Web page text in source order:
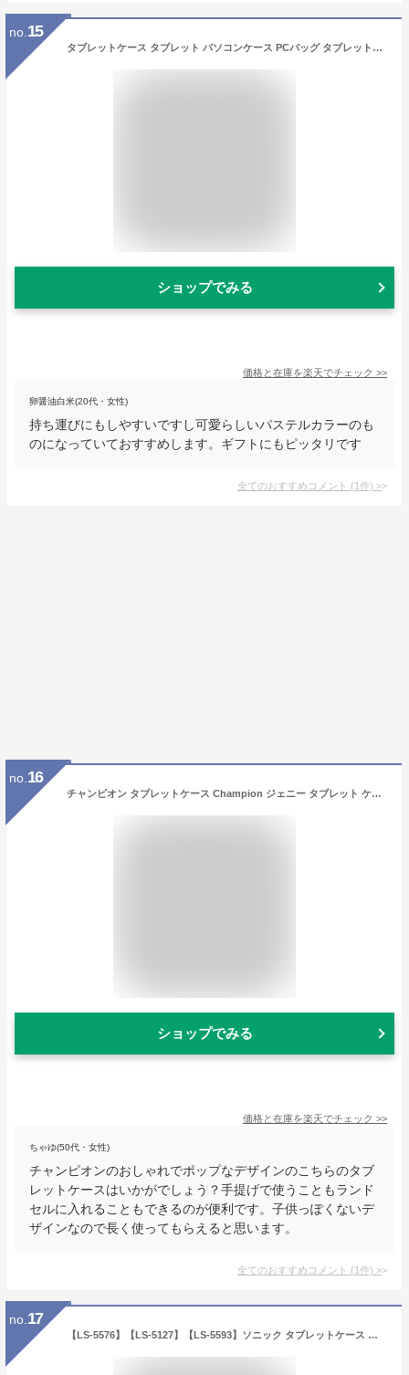
no. 15
タブレットケース タブレット パソコンケース PCバッグ タブレットバッグ ギガスクール クッションケース 11インチ 13インチ 小学生 ランドセル 可愛い smile
ショップでみる
価格と在庫を楽天でチェック >>
卵醤油白米(20代・女性)
持ち運びにもしやすいですし可愛らしいパステルカラーのも
のになっていておすすめします。ギフトにもピッタリです
全てのおすすめコメント (1件) >
no. 16
チャンピオン タブレットケース Champion ジェニー タブレット ケース 子供 10.1インチ ランドセル キッズ 小学生 男の子 女の子 軽量 リフレクター メンズ レディース 63305
ショップでみる
価格と在庫を楽天でチェック >>
ちゃゆ(50代・女性)
チャンピオンのおしゃれでポップなデザインのこちらのタブ
レットケースはいかがでしょう？手提げで使うこともランド
セルに入れることもできるのが便利です。子供っぽくないデ
ザインなので長く使ってもらえると思います。
全てのおすすめコメント (1件) >
no. 17
【LS-5576】【LS-5127】【LS-5593】ソニック タブレットケース クッション付スクールPCケース シフトプラス Mサイズ 小学生 ランドセル 11.6 まで対応